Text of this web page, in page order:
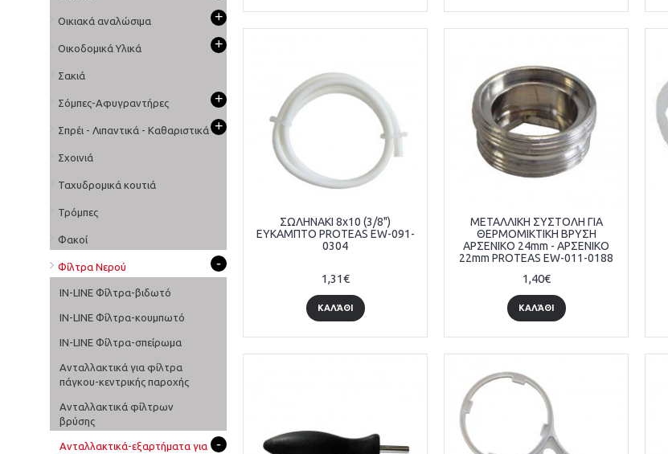
Οικιακά αναλώσιμα +
Οικοδομικά Υλικά +
Σακιά
Σόμπες-Αφυγραντήρες +
Σπρέι - Λιπαντικά - Καθαριστικά +
Σχοινιά
Ταχυδρομικά κουτιά
Τρόμπες
Φακοί
Φίλτρα Νερού -
IN-LINE Φίλτρα-βιδωτό
IN-LINE Φίλτρα-κουμπωτό
IN-LINE Φίλτρα-σπείρωμα
Ανταλλακτικά για φίλτρα
πάγκου-κεντρικής παροχής
Ανταλλακτικά φίλτρων
βρύσης
Ανταλλακτικά-εξαρτήματα για
-
ΣΩΛΗΝΑΚΙ 8x10 (3/8")
ΕΥΚΑΜΠΤΟ PROTEAS EW-091-
0304
1,31€
ΚΑΛΆΘΙ
ΜΕΤΑΛΛΙΚΗ ΣΥΣΤΟΛΗ ΓΙΑ
ΘΕΡΜΟΜΙΚΤΙΚΗ ΒΡΥΣΗ
ΑΡΣΕΝΙΚΟ 24mm - ΑΡΣΕΝΙΚΟ
22mm PROTEAS EW-011-0188
1,40€
ΚΑΛΆΘΙ